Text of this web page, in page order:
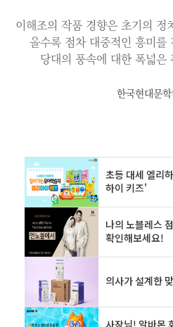
이해조의 작품 경향은 초기의 정
올수록 점차 대중적인 흥미를
당대의 풍속에 대한 폭넓은
한국현대문